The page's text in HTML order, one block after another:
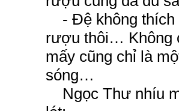
- Đệ không thích
rượu thôi… Không
mấy cũng chỉ là
sóng…
Ngọc Thư nhíu